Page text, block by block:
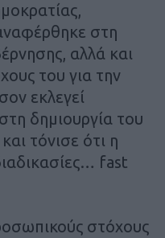
στη
αλλά και
του για την
εκλεγεί
δημιουργία του
τόνισε ότι η
fast
στόχους